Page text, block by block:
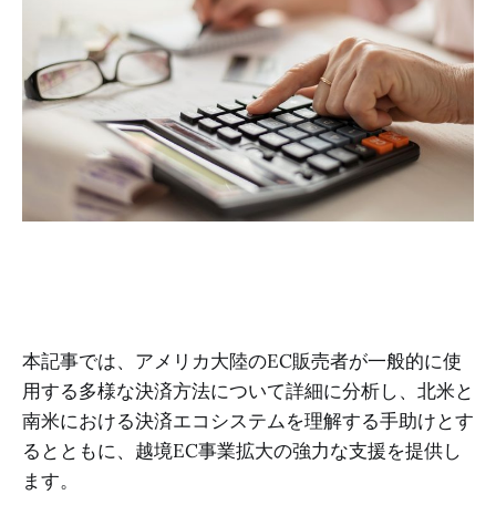
本記事では、アメリカ大陸のEC販売者が一般的に使
用する多様な決済方法について詳細に分析し、北米と
南米における決済エコシステムを理解する手助けとす
るとともに、越境EC事業拡大の強力な支援を提供し
ます。